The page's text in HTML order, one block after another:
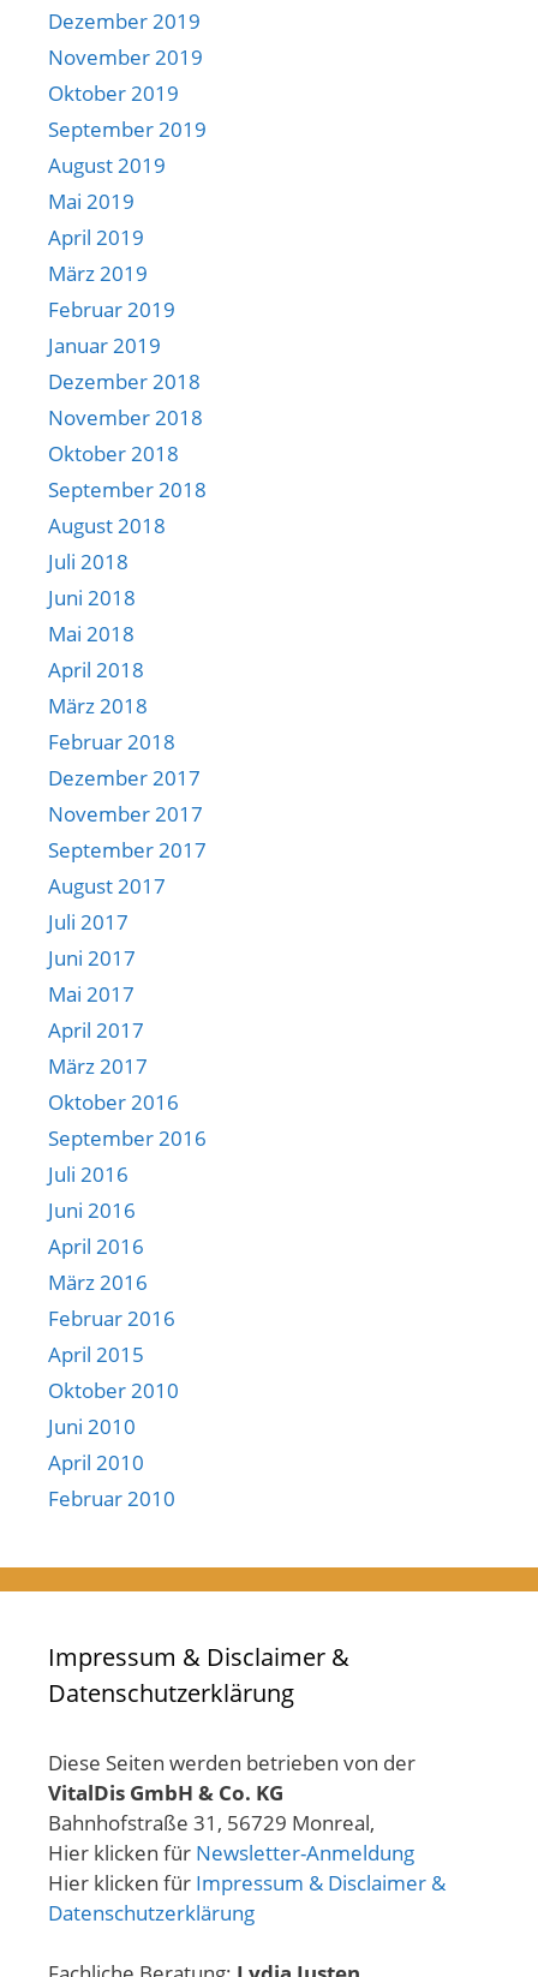
Dezember 2019
November 2019
Oktober 2019
September 2019
August 2019
Mai 2019
April 2019
März 2019
Februar 2019
Januar 2019
Dezember 2018
November 2018
Oktober 2018
September 2018
August 2018
Juli 2018
Juni 2018
Mai 2018
April 2018
März 2018
Februar 2018
Dezember 2017
November 2017
September 2017
August 2017
Juli 2017
Juni 2017
Mai 2017
April 2017
März 2017
Oktober 2016
September 2016
Juli 2016
Juni 2016
April 2016
März 2016
Februar 2016
April 2015
Oktober 2010
Juni 2010
April 2010
Februar 2010
Impressum & Disclaimer &
Datenschutzerklärung
Diese Seiten werden betrieben von der
VitalDis GmbH & Co. KG
Bahnhofstraße 31, 56729 Monreal,
Hier klicken für Newsletter-Anmeldung
Hier klicken für Impressum & Disclaimer &
Datenschutzerklärung